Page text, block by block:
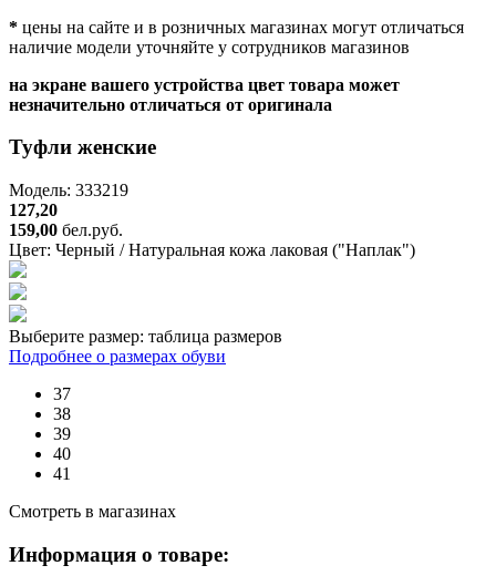
* цены на сайте и в розничных магазинах могут отличаться
наличие модели уточняйте у сотрудников магазинов
на экране вашего устройства цвет товара может
незначительно отличаться от оригинала
Туфли женские
Модель: 333219
127,20
159,00 бел.руб.
Цвет: Черный / Натуральная кожа лаковая ("Наплак")
Выберите размер: таблица размеров
Подробнее о размерах обуви
37
38
39
40
41
Смотреть в магазинах
Информация о товаре: